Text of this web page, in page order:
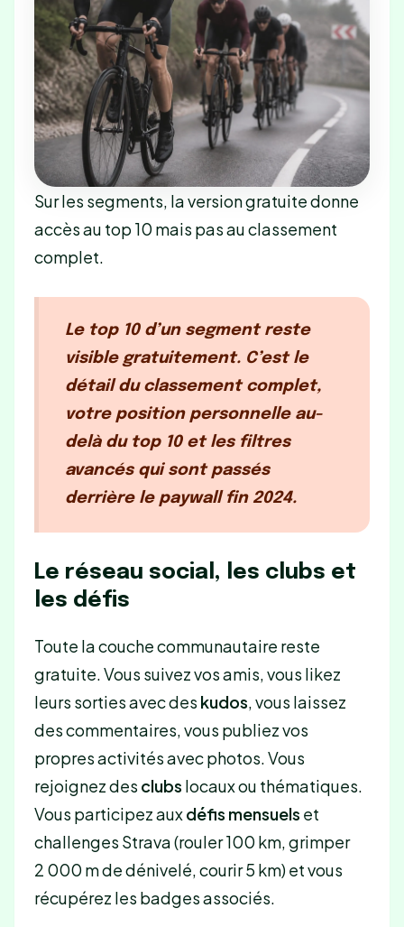
Sur les segments, la version gratuite donne
accès au top 10 mais pas au classement
complet.
Le top 10 d’un segment reste
visible gratuitement. C’est le
détail du classement complet,
votre position personnelle au-
delà du top 10 et les filtres
avancés qui sont passés
derrière le paywall fin 2024.
Le réseau social, les clubs et
les défis
Toute la couche communautaire reste
gratuite. Vous suivez vos amis, vous likez
leurs sorties avec des kudos , vous laissez
des commentaires, vous publiez vos
propres activités avec photos. Vous
rejoignez des clubs locaux ou thématiques.
Vous participez auxdéfis mensuels et
challenges Strava (rouler 100 km, grimper
2 000 m de dénivelé, courir 5 km) et vous
récupérez les badges associés.